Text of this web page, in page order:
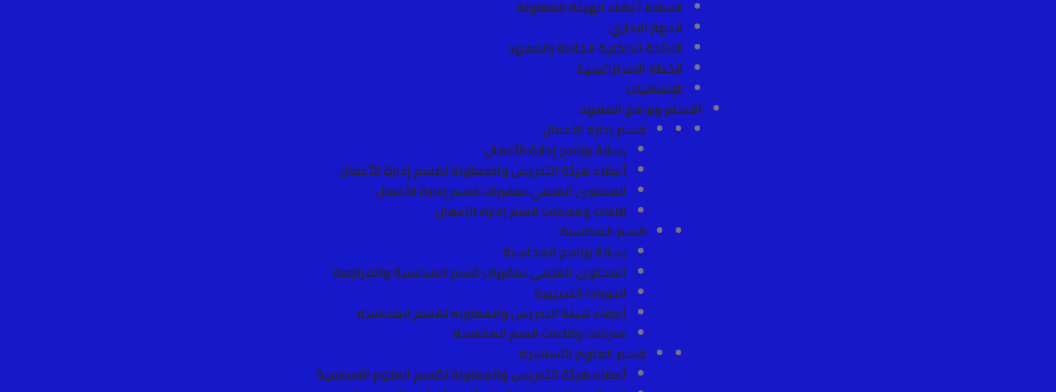
السادة أعضاء الهيئة المعاونة
الجهاز الإداري
اللائحة الداخلية الخاصة بالمعهد
الخطة الاستراتيجية
الإتفاقيات
أقسام وبرامج المعهد
قسم إدارة الأعمال
رسالة برنامج إدارة الأعمال
أعضاء هيئة التدريس والمعاونة لقسم إدارة الأعمال
المحتوى العلمي لمقررات قسم إدارة الأعمال
قاعات ومدرجات قسم إدارة الأعمال
قسم المحاسبة
رسالة برنامج المحاسبة
المحتوى العلمي لمقررات قسم المحاسبة والمراجعة
الدورات التدريبية
أعضاء هيئة التدريس والمعاونة لقسم المحاسبة
مدرجات وقاعات قسم المحاسبة
قسم العلوم الأساسية
أعضاء هيئة التدريس والمعاونة لقسم العلوم الاساسية